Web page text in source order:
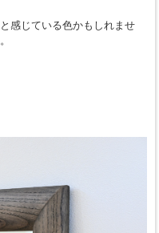
感じている色かもしれませ